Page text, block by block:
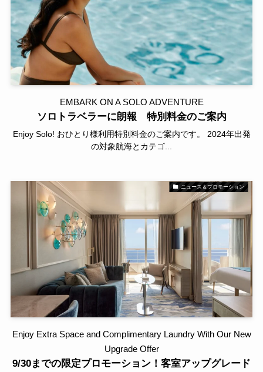
EMBARK ON A SOLO ADVENTURE
ソロトラベラーに朗報 特別料金のご案内
Enjoy Solo! おひとり様利用特別料金のご案内です。 2024年出発
の対象航海とカテゴ...
ニュース＆プロモーション
Enjoy Extra Space and Complimentary Laundry With Our New
Upgrade Offer
9/30までの限定プロモーション！客室アップグレード